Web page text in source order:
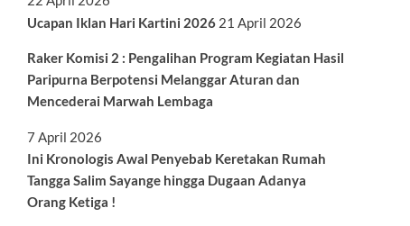
Ucapan Iklan Hari Kartini 2026 21 April 2026
Raker Komisi 2 : Pengalihan Program Kegiatan Hasil
Paripurna Berpotensi Melanggar Aturan dan
Mencederai Marwah Lembaga
7 April 2026
Ini Kronologis Awal Penyebab Keretakan Rumah
Tangga Salim Sayange hingga Dugaan Adanya
Orang Ketiga !